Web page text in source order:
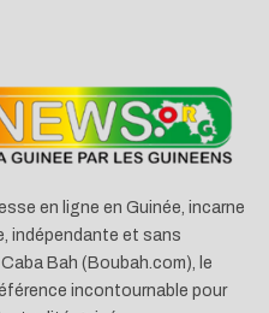
en ligne en Guinée, incarne
indépendante et sans
Bah (Boubah.com), le
incontournable pour